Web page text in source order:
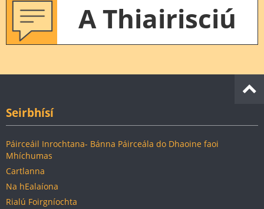
A Thiairisciú
Seirbhísí
Páirceáil Inrochtana- Bánna Páirceála do Dhaoine faoi
Mhíchumas
Cartlanna
Na hEalaíona
Rialú Foirgníochta